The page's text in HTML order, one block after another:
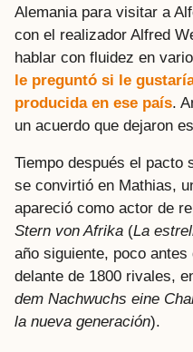
Alemania para visitar a
con el realizador Alfred
hablar con fluidez en
le preguntó si le
producida en ese país.
un acuerdo que dejaron
Tiempo después el pacto
se convirtió en Mathias,
apareció como actor de
Stern von Afrika (La
año siguiente, poco
delante de 1800 rivales,
dem Nachwuchs eine
la nueva generación).